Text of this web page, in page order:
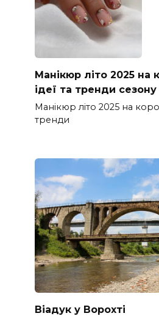
Манікюр літо 2025 на
ідеї та тренди сезону
Манікюр літо 2025 на
тренди
Віадук у Ворохті